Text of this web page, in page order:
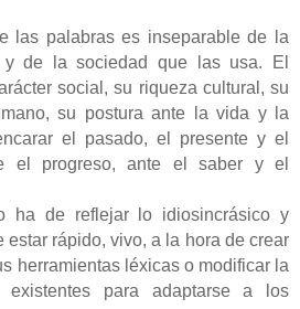
es inseparable de la
de la sociedad que las usa. El
social, su riqueza cultural, su
su postura ante la vida y la
el pasado, el presente y el
el progreso, ante el saber y el
lo idiosincrásico y
estar rápido, vivo, a la hora de crear
herramientas léxicas o modificar la
para adaptarse a los